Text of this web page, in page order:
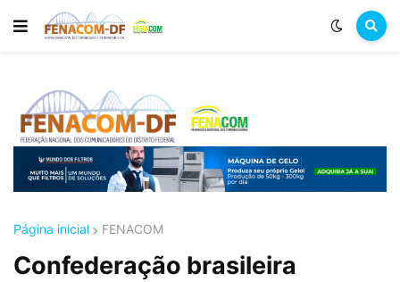
Página inicial FENACOM
Confederação brasileira